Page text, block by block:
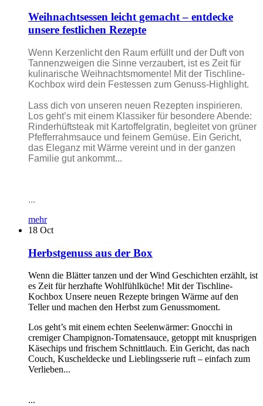
Weihnachtsessen leicht gemacht – entdecke
unsere festlichen Rezepte
Wenn Kerzenlicht den Raum erfüllt und der Duft von
Tannenzweigen die Sinne verzaubert, ist es Zeit für
kulinarische Weihnachtsmomente! Mit der Tischline-
Kochbox wird dein Festessen zum Genuss-Highlight.
Lass dich von unseren neuen Rezepten inspirieren.
Los geht’s mit einem Klassiker für besondere Abende:
Rinderhüftsteak mit Kartoffelgratin, begleitet von grüner
Pfefferrahmsauce und feinem Gemüse. Ein Gericht,
das Eleganz mit Wärme vereint und in der ganzen
Familie gut ankommt...
...
mehr
18 Oct
Herbstgenuss aus der Box
Wenn die Blätter tanzen und der Wind Geschichten erzählt, ist
es Zeit für herzhafte Wohlfühlküche! Mit der Tischline-
Kochbox Unsere neuen Rezepte bringen Wärme auf den
Teller und machen den Herbst zum Genussmoment.
Los geht’s mit einem echten Seelenwärmer: Gnocchi in
cremiger Champignon-Tomatensauce, getoppt mit knusprigen
Käsechips und frischem Schnittlauch. Ein Gericht, das nach
Couch, Kuscheldecke und Lieblingsserie ruft – einfach zum
Verlieben...
...